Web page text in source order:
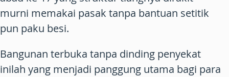
murni memakai pasak tanpa bantuan setitik
pun paku besi.
Bangunan terbuka tanpa dinding penyekat
inilah yang menjadi panggung utama bagi para